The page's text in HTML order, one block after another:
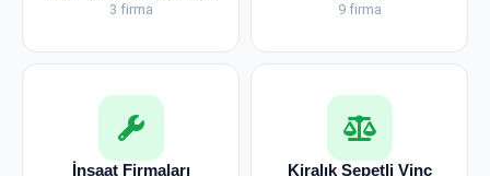
3 firma 9 firma
İnşaat Firmaları Kiralık Sepetli Vinç